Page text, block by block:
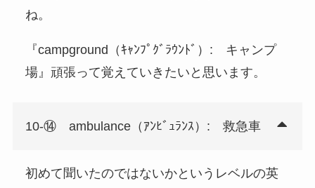
ね。
『campground（ｷｬﾝﾌﾟｸﾞﾗｳﾝﾄﾞ）: キャンプ
場』頑張って覚えていきたいと思います。
10-⑭ ambulance（ｱﾝﾋﾞｭﾗﾝｽ）: 救急車
初めて聞いたのではないかというレベルの英